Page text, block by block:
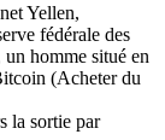
Yellen,
fédérale des
homme situé en
(Acheter du
la sortie par